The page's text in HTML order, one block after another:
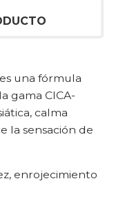
una fórmula
gama CICA-
calma
la sensación de
enrojecimiento